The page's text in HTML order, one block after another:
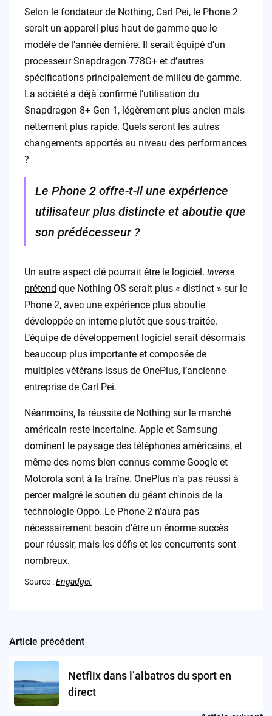
Selon le fondateur de Nothing, Carl Pei, le Phone 2
serait un appareil plus haut de gamme que le
modèle de l’année dernière. Il serait équipé d’un
processeur Snapdragon 778G+ et d’autres
spécifications principalement de milieu de gamme.
La société a déjà confirmé l’utilisation du
Snapdragon 8+ Gen 1, légèrement plus ancien mais
nettement plus rapide. Quels seront les autres
changements apportés au niveau des performances
?
Le Phone 2 offre-t-il une expérience
utilisateur plus distincte et aboutie que
son prédécesseur ?
Un autre aspect clé pourrait être le logiciel. Inverse
prétend que Nothing OS serait plus « distinct » sur le
Phone 2, avec une expérience plus aboutie
développée en interne plutôt que sous-traitée.
L’équipe de développement logiciel serait désormais
beaucoup plus importante et composée de
multiples vétérans issus de OnePlus, l’ancienne
entreprise de Carl Pei.
Néanmoins, la réussite de Nothing sur le marché
américain reste incertaine. Apple et Samsung
dominentle paysage des téléphones américains, et
même des noms bien connus comme Google et
Motorola sont à la traîne. OnePlus n’a pas réussi à
percer malgré le soutien du géant chinois de la
technologie Oppo. Le Phone 2 n’aura pas
nécessairement besoin d’être un énorme succès
pour réussir, mais les défis et les concurrents sont
nombreux.
Source :Engadget
Post
navigation
Article précédent
Netflix dans l’albatros du sport en
direct